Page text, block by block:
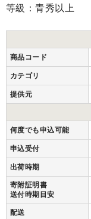
等級：青秀以上
商品コード
カテゴリ
提供元
何度でも申込可能
申込受付
出荷時期
寄附証明書
送付時期目安
配送